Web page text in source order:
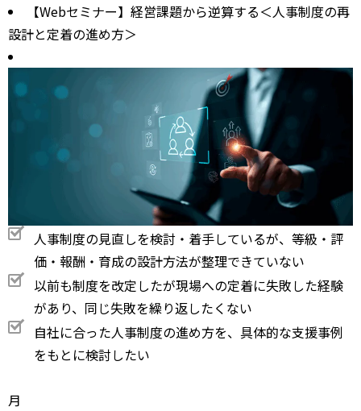
【Webセミナー】経営課題から逆算する＜人事制度の再
設計と定着の進め方＞
人事制度の見直しを検討・着手しているが、等級・評
価・報酬・育成の設計方法が整理できていない
以前も制度を改定したが現場への定着に失敗した経験
があり、同じ失敗を繰り返したくない
自社に合った人事制度の進め方を、具体的な支援事例
をもとに検討したい
月